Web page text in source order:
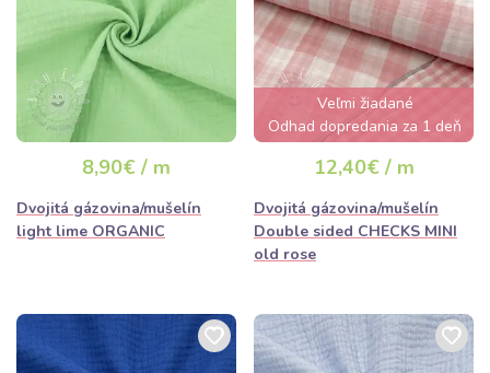
8,90€ / m
Dvojitá gázovina/mušelín
light lime ORGANIC
Veľmi žiadané
Odhad dopredania za 1 deň
12,40€ / m
Dvojitá gázovina/mušelín
Double sided CHECKS MINI
old rose